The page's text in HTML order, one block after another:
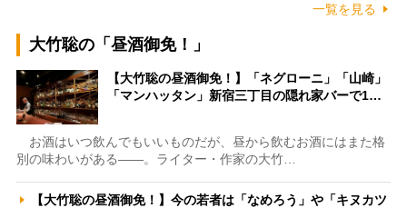
一覧を見る
大竹聡の「昼酒御免！」
【大竹聡の昼酒御免！】「ネグローニ」「山崎」
「マンハッタン」新宿三丁目の隠れ家バーで1…
お酒はいつ飲んでもいいものだが、昼から飲むお酒にはまた格
別の味わいがある――。ライター・作家の大竹…
【大竹聡の昼酒御免！】今の若者は「なめろう」や「キヌカツ